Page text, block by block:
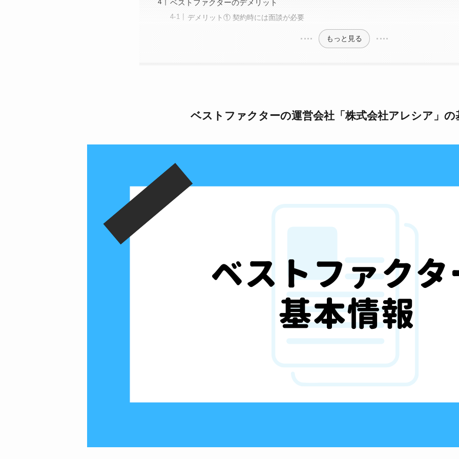
ベストファクターのデメリット
デメリット① 契約時には面談が必要
もっと見る
ベストファクターの運営会社「株式会社アレシア」の